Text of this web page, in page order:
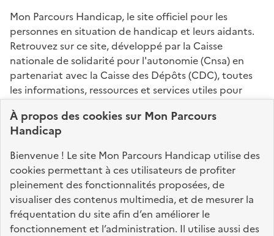
À propos descookiessur Mon Parcours
Handicap
Bienvenue ! Le site Mon Parcours Handicap utilise des
cookies permettant à ces utilisateurs de profiter
pleinement des fonctionnalités proposées, de
visualiser des contenus multimedia, et de mesurer la
fréquentation du site afin d’en améliorer le
fonctionnement et l’administration. Il utilise aussi des
Mon Parcours Handicap, le site officiel pour les
personnes en situation de handicap et leurs aidants.
Retrouvez sur ce site, développé par la Caisse
nationale de solidarité pour l'autonomie (Cnsa) en
partenariat avec la Caisse des Dépôts (CDC), toutes
les informations, ressources et services utiles pour
connaître vos droits, effectuer vos démarches,
identifier vos interlocuteurs.
Nos sites partenaires
info.gouv.fr service-public.fr legifrance.gouv.fr
data.gouv.fr
Nos partenaires